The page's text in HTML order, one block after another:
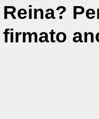
Reina?
firmato